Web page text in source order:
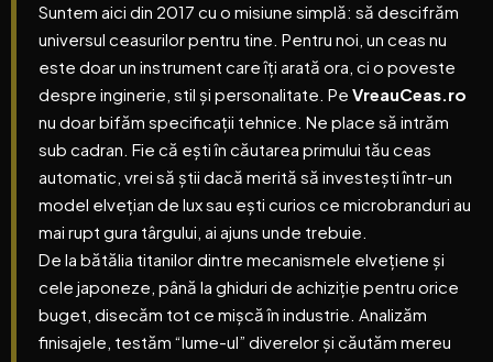
Suntem aici din 2017 cu o misiune simplă: să descifrăm
universul ceasurilor pentru tine. Pentru noi, un ceas nu
este doar un instrument care îți arată ora, ci o poveste
despre inginerie, stil și personalitate. Pe VreauCeas.ro
nu doar bifăm specificații tehnice. Ne place să intrăm
sub cadran. Fie că ești în căutarea primului tău ceas
automatic, vrei să știi dacă merită să investești într-un
model elvețian de lux sau ești curios ce microbranduri au
mai rupt gura târgului, ai ajuns unde trebuie.
De la bătălia titanilor dintre mecanismele elvețiene și
cele japoneze, până la ghiduri de achiziție pentru orice
buget, disecăm tot ce mișcă în industrie. Analizăm
finisajele, testăm “lume-ul” diverelor și căutăm mereu